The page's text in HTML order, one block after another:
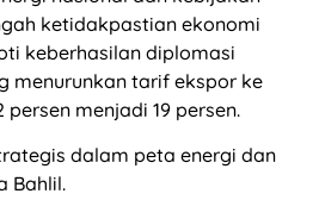
ketidakpastian ekonomi
keberhasilan diplomasi
menurunkan tarif ekspor ke
menjadi 19 persen.
dalam peta energi dan
Bahlil.